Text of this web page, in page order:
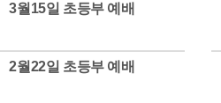
3월15일 초등부 예배
2월22일 초등부 예배